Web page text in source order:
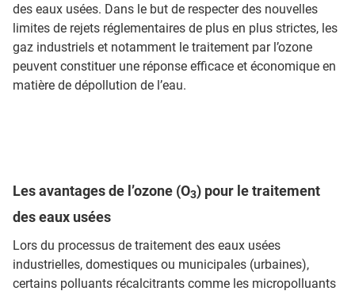
des eaux usées. Dans le but de respecter des nouvelles
limites de rejets réglementaires de plus en plus strictes, les
gaz industriels et notamment le traitement par l’ozone
peuvent constituer une réponse efficace et économique en
matière de dépollution de l’eau.
Les avantages de l’ozone (O3) pour le traitement
des eaux usées
Lors du processus de traitement des eaux usées
industrielles, domestiques ou municipales (urbaines),
certains polluants récalcitrants comme les micropolluants